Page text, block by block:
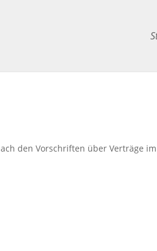
den Vorschriften über Verträge